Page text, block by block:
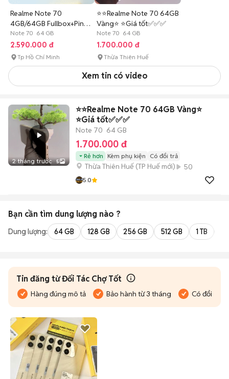
Realme Note 70
4GB/64GB Fullbox+Pin
6300,Ip54
Note 70 64 GB
2.590.000 đ
Tp Hồ Chí Minh
⭐️⭐️Realme Note 70 64GB
Vàng⭐️ ⭐️Giá tốt✅✅✅
Note 70 64 GB
1.700.000 đ
Thừa Thiên Huế
Xem tin có video
2 tháng trước 5
⭐️⭐️Realme Note 70 64GB Vàng⭐️
⭐️Giá tốt✅✅✅
Note 70 64 GB
1.700.000 đ
Rẻ hơn Kèm phụ kiện Có đổi trả
Thừa Thiên Huế (TP Huế mới) 50
5.0
Bạn cần tìm dung lượng nào ?
Dung lượng: 64 GB 128 GB 256 GB 512 GB 1 TB
Tin đăng từ Đối Tác Chợ Tốt
Hàng đúng mô tả Bảo hành từ 3 tháng Có đổi trả